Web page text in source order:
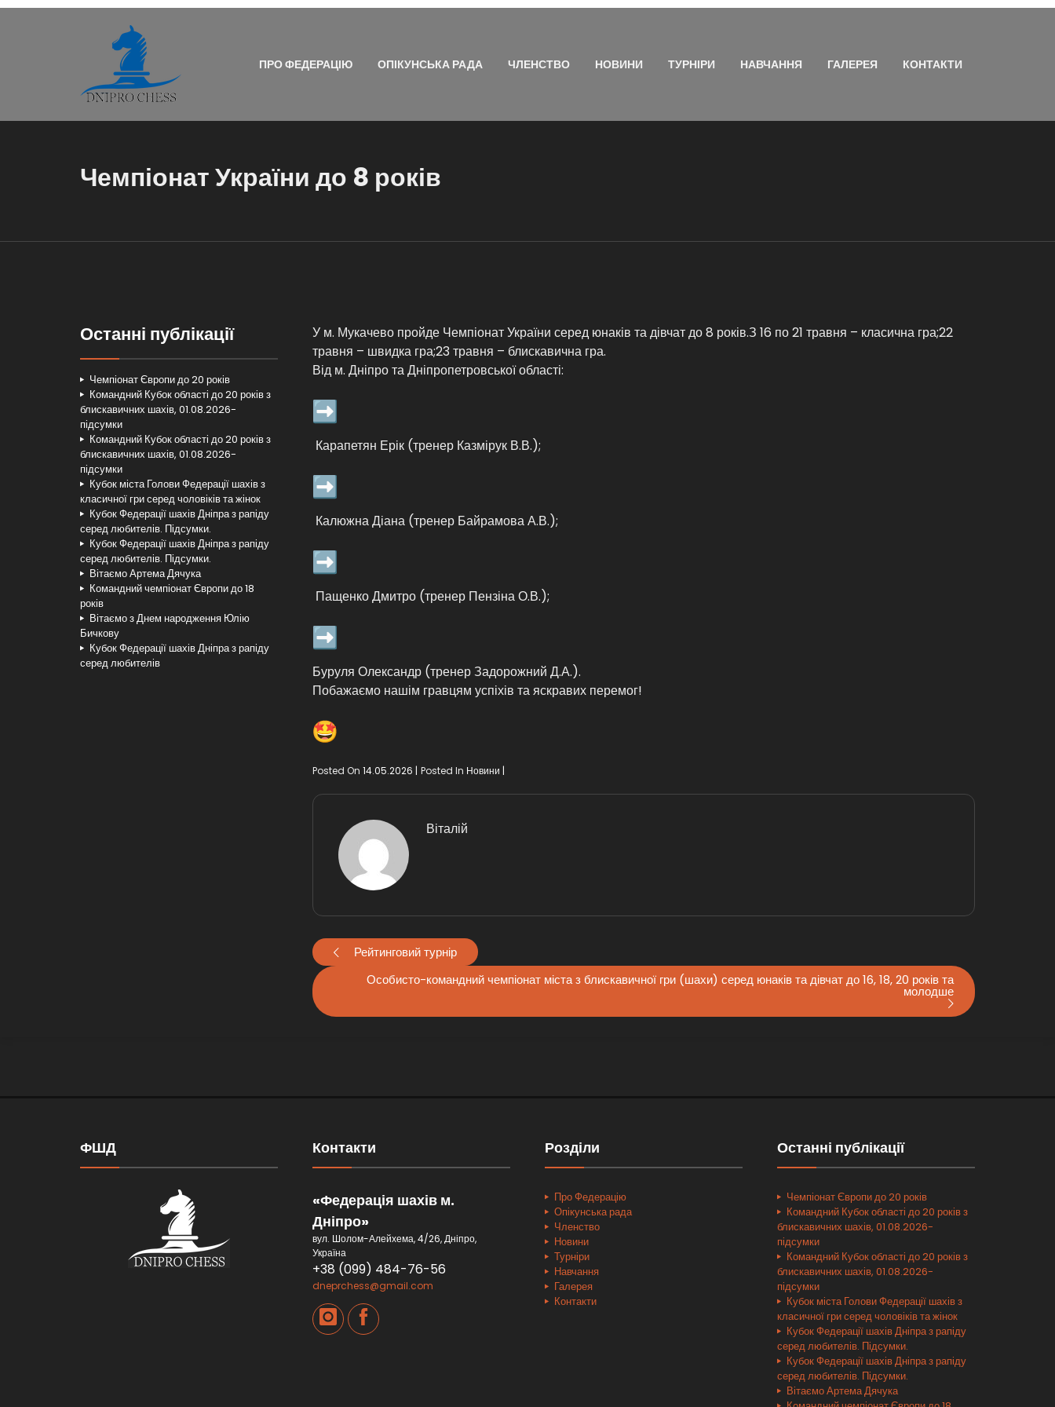
ПРО ФЕДЕРАЦІЮ ОПІКУНСЬКА РАДА ЧЛЕНСТВО НОВИНИ ТУРНІРИ НАВЧАННЯ ГАЛЕРЕЯ КОНТАКТИ
Чемпіонат України до 8 років
У м. Мукачево пройде Чемпіонат України серед юнаків та дівчат до 8 років.З 16 по 21 травня – класична гра;22
травня – швидка гра;23 травня – блискавична гра.
Від м. Дніпро та Дніпропетровської області:
Карапетян Ерік (тренер Казмірук В.В.);
Калюжна Діана (тренер Байрамова А.В.);
Пащенко Дмитро (тренер Пензіна О.В.);
Буруля Олександр (тренер Задорожний Д.А.).
Побажаємо нашім гравцям успіхів та яскравих перемог!
Posted On 14.05.2026 Posted In Новини
Віталій
Рейтинговий турнір
Особисто-командний чемпіонат міста з блискавичної гри (шахи) серед юнаків та дівчат до 16, 18, 20 років та
молодше
Останні публікації
Чемпіонат Європи до 20 років
Командний Кубок області до 20 років з
блискавичних шахів, 01.08.2026-
підсумки
Командний Кубок області до 20 років з
блискавичних шахів, 01.08.2026-
підсумки
Кубок міста Голови Федерації шахів з
класичної гри серед чоловіків та жінок
Кубок Федерації шахів Дніпра з рапіду
серед любителів. Підсумки.
Кубок Федерації шахів Дніпра з рапіду
серед любителів. Підсумки.
Вітаємо Артема Дячука
Командний чемпіонат Європи до 18
років
Вітаємо з Днем народження Юлію
Бичкову
Кубок Федерації шахів Дніпра з рапіду
серед любителів
ФШД Контакти
«Федерація шахів м.
Дніпро»
вул. Шолом-Алейхема, 4/26, Дніпро,
Україна
+38 (099) 484-76-56
dneprchess@gmail.com
Розділи
Про Федерацію
Опікунська рада
Членство
Новини
Турніри
Навчання
Галерея
Контакти
Останні публікації
Чемпіонат Європи до 20 років
Командний Кубок області до 20 років з
блискавичних шахів, 01.08.2026-
підсумки
Командний Кубок області до 20 років з
блискавичних шахів, 01.08.2026-
підсумки
Кубок міста Голови Федерації шахів з
класичної гри серед чоловіків та жінок
Кубок Федерації шахів Дніпра з рапіду
серед любителів. Підсумки.
Кубок Федерації шахів Дніпра з рапіду
серед любителів. Підсумки.
Вітаємо Артема Дячука